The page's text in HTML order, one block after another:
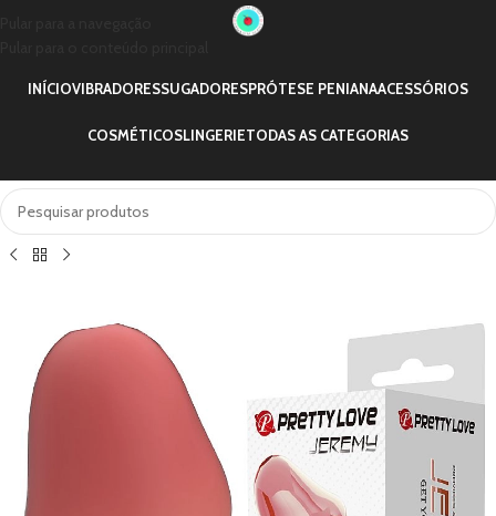
INÍCIOVIBRADORESSUGADORESPRÓTESE PENIANAACESSÓRIOS
COSMÉTICOSLINGERIETODAS AS CATEGORIAS